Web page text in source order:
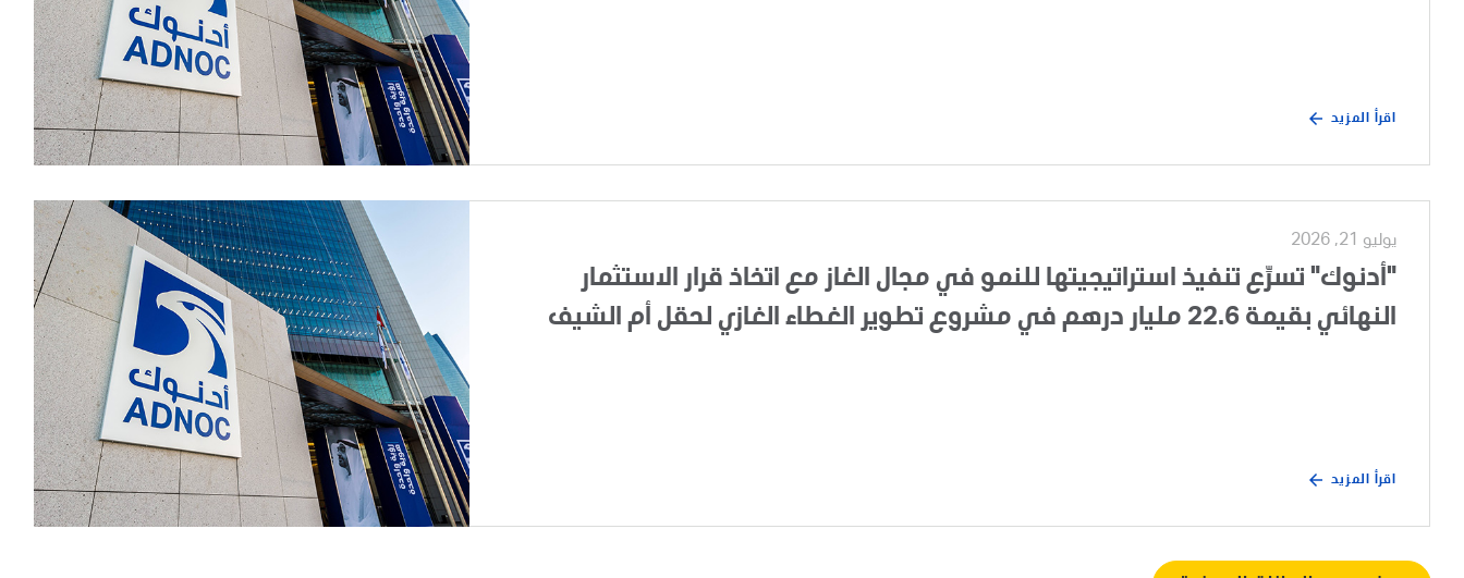
اقرأ المزيد
يوليو 21, 2026
"أدنوك" تسرِّع تنفيذ استراتيجيتها للنمو في مجال الغاز مع اتخاذ قرار الاستثمار
النهائي بقيمة 22.6 مليار درهم في مشروع تطوير الغطاء الغازي لحقل أم الشيف
اقرأ المزيد